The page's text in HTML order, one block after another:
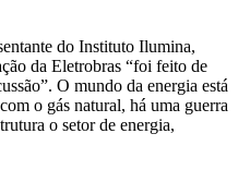
do Instituto Ilumina,
da Eletrobras “foi feito de
O mundo da energia está
o gás natural, há uma guerra
o setor de energia,